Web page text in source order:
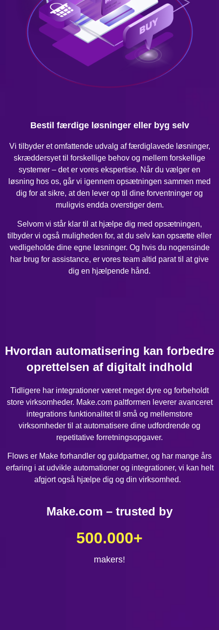
Bestil færdige løsninger eller byg selv
Vi tilbyder et omfattende udvalg af færdiglavede løsninger,
skræddersyet til forskellige behov og mellem forskellige
systemer – det er vores ekspertise. Når du vælger en
løsning hos os, går vi igennem opsætningen sammen med
dig for at sikre, at den lever op til dine forventninger og
muligvis endda overstiger dem.
Selvom vi står klar til at hjælpe dig med opsætningen,
tilbyder vi også muligheden for, at du selv kan opsætte eller
vedligeholde dine egne løsninger. Og hvis du nogensinde
har brug for assistance, er vores team altid parat til at give
dig en hjælpende hånd.
Hvordan automatisering kan forbedre
oprettelsen af digitalt indhold
Tidligere har integrationer været meget dyre og forbeholdt
store virksomheder. Make.com paltformen leverer avanceret
integrations funktionalitet til små og mellemstore
virksomheder til at automatisere dine udfordrende og
repetitative forretningsopgaver.
Flows er Make forhandler og guldpartner, og har mange års
erfaring i at udvikle automationer og integrationer, vi kan helt
afgjort også hjælpe dig og din virksomhed.
Make.com – trusted by
makers!
500.000+